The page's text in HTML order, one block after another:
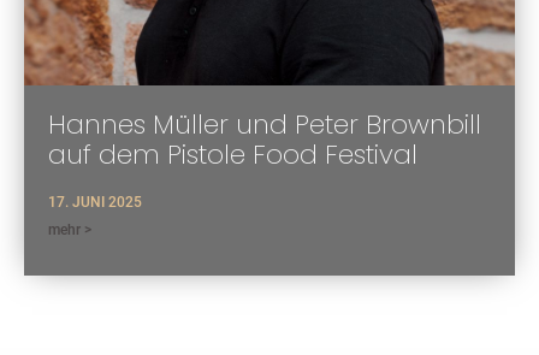
Hannes Müller und Peter Brownbill
auf dem Pistole Food Festival
17. JUNI 2025
mehr >